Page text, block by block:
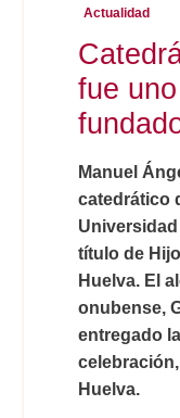
Actualidad
fue
Manuel
catedrático
Universidad
título de
Huelva. El
onubense,
entregado
Huelva.